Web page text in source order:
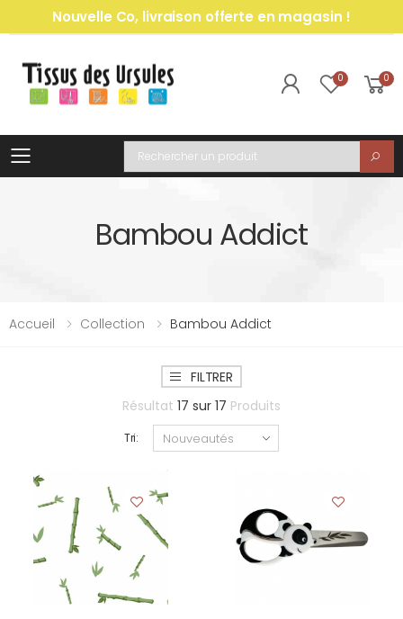
Nouvelle Co, livraison offerte en magasin !
0 0
Toggle mobile menu
Recherche
Bambou Addict
Accueil Collection Bambou Addict
FILTRER
Résultat 17 sur 17 Produits
Tri: